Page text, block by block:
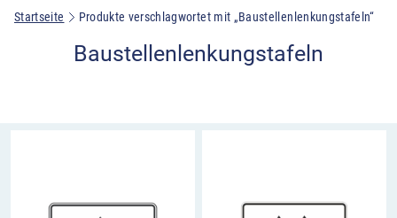
Startseite Produkte verschlagwortet mit „Baustellenlenkungstafeln“
Baustellenlenkungstafeln